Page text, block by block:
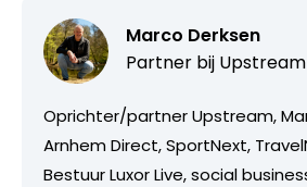
Marco Derksen
Partner bij Upstream
Oprichter/partner Upstream,
Arnhem Direct, SportNext,
Bestuur Luxor Live, social